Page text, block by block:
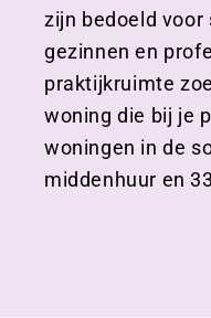
zijn bedoeld voor
gezinnen en
praktijkruimte
woning die bij je
woningen in de
middenhuur en